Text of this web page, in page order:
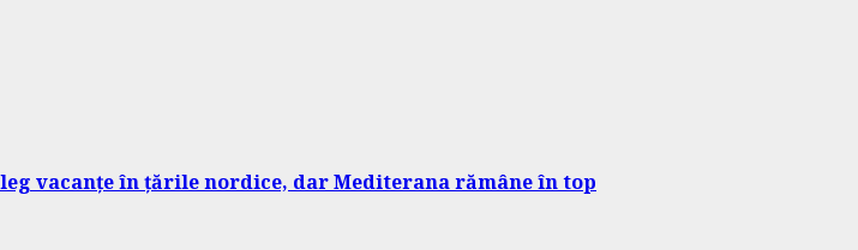
vacanțe în țările nordice, dar Mediterana rămâne în top